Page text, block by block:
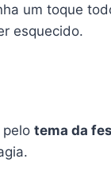
um toque
esquecido.
tema da